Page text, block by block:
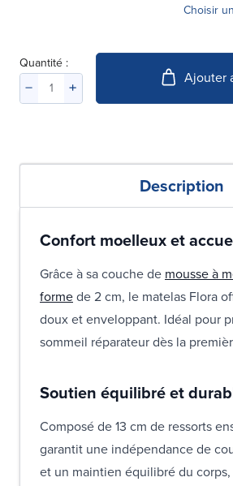
Choisir
Quantité :
Ajouter
Description
Confort moelleux et
Grâce à sa couche de mousse à
formede 2 cm, le matelas Flora
doux et enveloppant. Idéal pour
sommeil réparateur dès la
Soutien équilibré et
Composé de 13 cm de ressorts
garantit une indépendance de
et un maintien équilibré du